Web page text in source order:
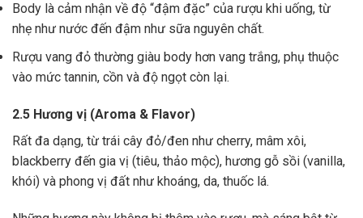
Body là cảm nhận về độ “đậm đặc” của rượu khi uống, từ
nhẹ như nước đến đậm như sữa nguyên chất.
Rượu vang đỏ thường giàu body hơn vang trắng, phụ thuộc
vào mức tannin, cồn và độ ngọt còn lại.
2.5 Hương vị (Aroma & Flavor)
Rất đa dạng, từ trái cây đỏ/đen như cherry, mâm xôi,
blackberry đến gia vị (tiêu, thảo mộc), hương gỗ sồi (vanilla,
khói) và phong vị đất như khoáng, da, thuốc lá.